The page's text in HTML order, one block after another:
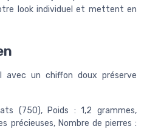
look individuel et mettent en
avec un chiffon doux préserve
(750), Poids : 1,2 grammes,
précieuses, Nombre de pierres :